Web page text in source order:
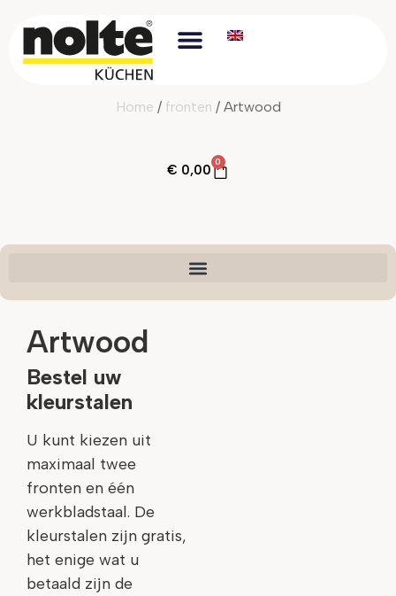
Home / fronten / Artwood
€ 0,00
0
Artwood
Bestel uw
kleurstalen
U kunt kiezen uit
maximaal twee
fronten en één
werkbladstaal. De
kleurstalen zijn gratis,
het enige wat u
betaald zijn de